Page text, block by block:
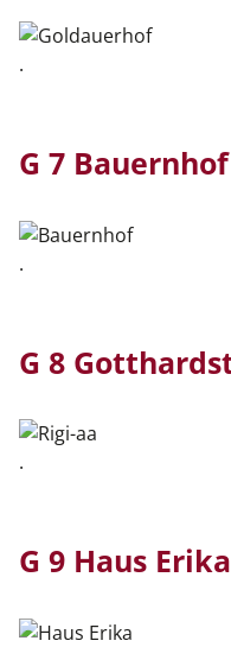
.
G 7 Bauernhof
.
G 8
.
G 9 Haus Erika